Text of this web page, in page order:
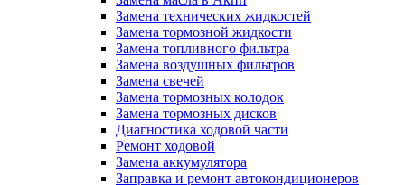
Замена технических жидкостей
Замена тормозной жидкости
Замена топливного фильтра
Замена воздушных фильтров
Замена свечей
Замена тормозных колодок
Замена тормозных дисков
Диагностика ходовой части
Ремонт ходовой
Замена аккумулятора
Заправка и ремонт автокондиционеров